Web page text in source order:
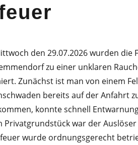
den 29.07.2026 wurden die
zu einer unklaren
Zunächst ist man von einem
bereits auf der Anfahrt
konnte schnell
Privatgrundstück war der
wurde ordnungsgerecht